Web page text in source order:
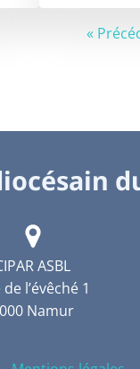
«
ASBL
de l’évêché 1
Namur